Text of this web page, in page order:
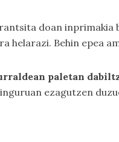
doan inprimakia
helarazi. Behin epea
paletan
ezagutzen